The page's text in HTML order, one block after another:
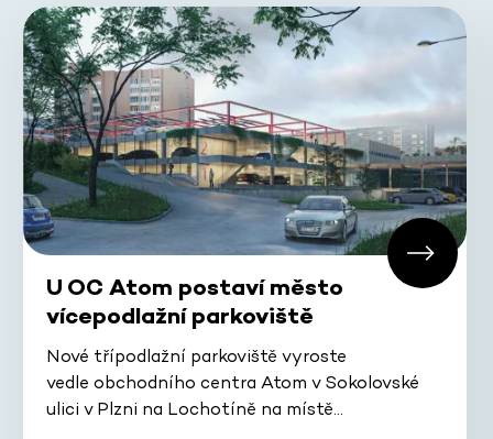
U OC Atom postaví město
vícepodlažní parkoviště
Nové třípodlažní parkoviště vyroste
vedle obchodního centra Atom v Sokolovské
ulici v Plzni na Lochotíně na místě…